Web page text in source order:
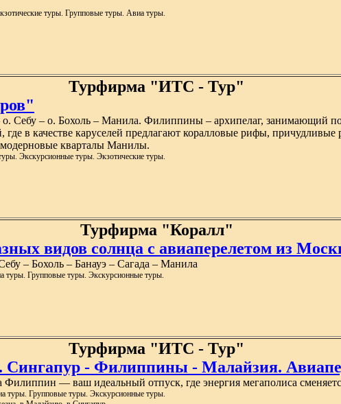
туры. Групповые туры. Авиа туры.
Турфирма "ИТС - Тур"
Себу – о. Бохоль – Манила. Филиппины – архипелаг, занимающий по
в качестве каруселей предлагают коралловые рифы, причудливые
кварталы Манилы.
Экскурсионные туры. Экзотические туры.
Турфирма "Коралл"
видов солнца с авиаперелетом из
– Бохоль – Банауэ – Сагада – Манила
Групповые туры. Экскурсионные туры.
Турфирма "ИТС - Тур"
Сингапур - Филиппины - Малайзия.
Филиппин — ваш идеальный отпуск, где энергия мегаполиса
туры. Групповые туры. Экскурсионные туры.